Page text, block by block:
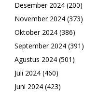
Desember 2024 (200)
November 2024 (373)
Oktober 2024 (386)
September 2024 (391)
Agustus 2024 (501)
Juli 2024 (460)
Juni 2024 (423)